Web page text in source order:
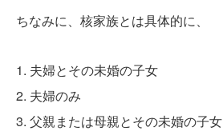
ちなみに、核家族とは具体的に、
夫婦とその未婚の子女
夫婦のみ
父親または母親とその未婚の子女